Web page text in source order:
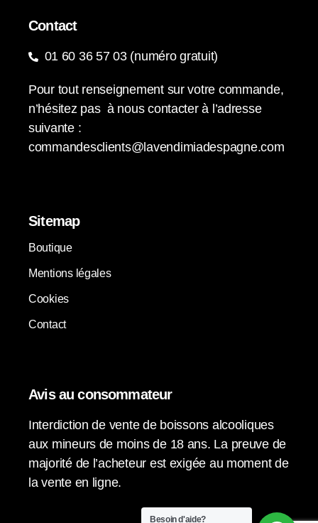
Contact
01 60 36 57 03 (numéro gratuit)
Pour tout renseignement sur votre commande,
n’hésitez pas à nous contacter à l’adresse
suivante :
commandesclients@lavendimiadespagne.com
Sitemap
Boutique
Mentions légales
Cookies
Contact
Avis au consommateur
Interdiction de vente de boissons alcooliques
aux mineurs de moins de 18 ans. La preuve de
majorité de l’acheteur est exigée au moment de
la vente en ligne.
Besoin d'aide?